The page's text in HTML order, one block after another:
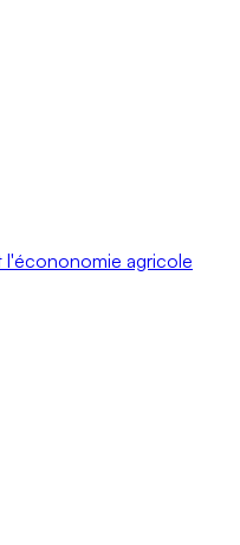
l'écononomie agricole